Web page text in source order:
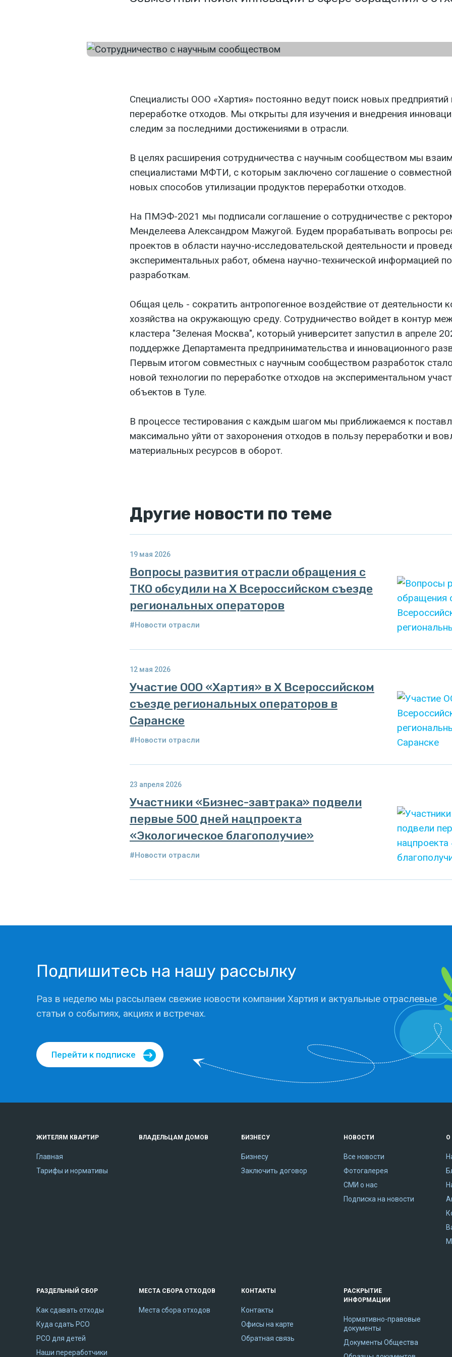
Специалисты ООО «Хартия» постоянно ведут поиск новых предприятий
переработке отходов. Мы открыты для изучения и внедрения
следим за последними достижениями в отрасли.
В целях расширения сотрудничества с научным сообществом мы
специалистами МФТИ, с которым заключено соглашение о совместной
новых способов утилизации продуктов переработки отходов.
На ПМЭФ-2021 мы подписали соглашение о сотрудничестве с
Менделеева Александром Мажугой. Будем прорабатывать вопросы
проектов в области научно-исследовательской деятельности и
экспериментальных работ, обмена научно-технической информацией
разработкам.
Общая цель - сократить антропогенное воздействие от деятельности
хозяйства на окружающую среду. Сотрудничество войдет в контур
кластера "Зеленая Москва", который университет запустил в апреле
поддержке Департамента предпринимательства и инновационного
Первым итогом совместных с научным сообществом разработок
новой технологии по переработке отходов на экспериментальном
объектов в Туле.
В процессе тестирования с каждым шагом мы приближаемся к
максимально уйти от захоронения отходов в пользу переработки и
материальных ресурсов в оборот.
Другие новости по теме
19 мая 2026
Вопросы развития отрасли обращения с
ТКО обсудили на X Всероссийском съезде
региональных операторов
#Новости отрасли
12 мая 2026
Участие ООО «Хартия» в X Всероссийском
съезде региональных операторов в
Саранске
#Новости отрасли
23 апреля 2026
Участники «Бизнес-завтрака» подвели
первые 500 дней нацпроекта
«Экологическое благополучие»
#Новости отрасли
Подпишитесь на нашу рассылку
Раз в неделю мы рассылаем свежие новости компании Хартия и актуальные отраслевые
статьи о событиях, акциях и встречах.
Перейти к подписке
ЖИТЕЛЯМ КВАРТИР
Главная
Тарифы и нормативы
ВЛАДЕЛЬЦАМ ДОМОВ БИЗНЕСУ
Бизнесу
Заключить договор
НОВОСТИ
Все новости
Фотогалерея
СМИ о нас
Подписка на новости
О
РАЗДЕЛЬНЫЙ СБОР
Как сдавать отходы
Куда сдать РСО
РСО для детей
Наши переработчики
МЕСТА СБОРА ОТХОДОВ
Места сбора отходов
КОНТАКТЫ
Контакты
Офисы на карте
Обратная связь
РАСКРЫТИЕ
ИНФОРМАЦИИ
Нормативно-правовые
документы
Документы Общества